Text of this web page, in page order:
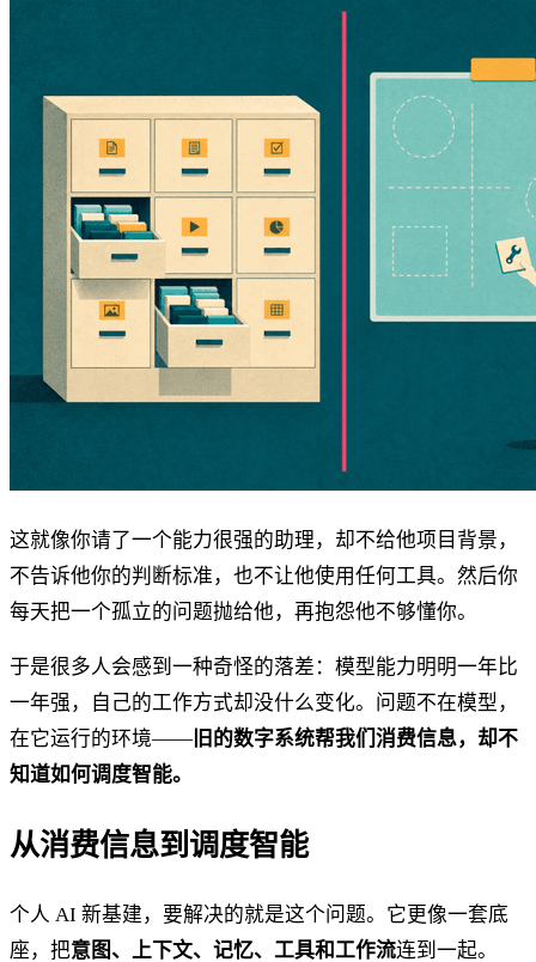
这就像你请了一个能力很强的助理，却不给他项目背景，
不告诉他你的判断标准，也不让他使用任何工具。然后你
每天把一个孤立的问题抛给他，再抱怨他不够懂你。
于是很多人会感到一种奇怪的落差：模型能力明明一年比
一年强，自己的工作方式却没什么变化。问题不在模型，
在它运行的环境—— 旧的数字系统帮我们消费信息，却不
知道如何调度智能。
从消费信息到调度智能
个人 AI 新基建，要解决的就是这个问题。它更像一套底
座，把意图、上下文、记忆、工具和工作流连到一起。